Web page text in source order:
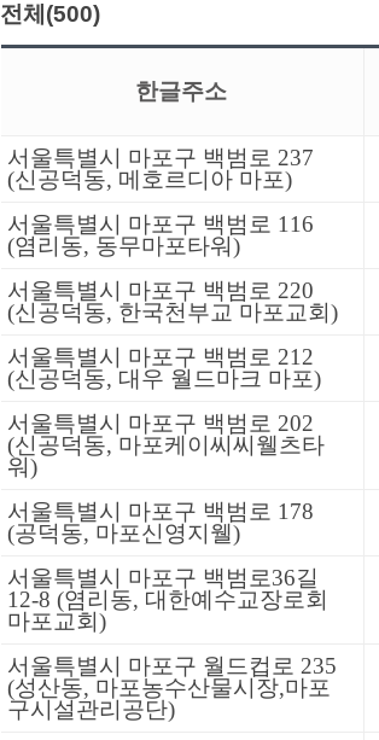
전체(500)
한글주소
서울특별시 마포구 백범로 237
(신공덕동, 메호르디아 마포)
서울특별시 마포구 백범로 116
(염리동, 동무마포타워)
서울특별시 마포구 백범로 220
(신공덕동, 한국천부교 마포교회)
서울특별시 마포구 백범로 212
(신공덕동, 대우 월드마크 마포)
서울특별시 마포구 백범로 202
(신공덕동, 마포케이씨씨웰츠타
워)
서울특별시 마포구 백범로 178
(공덕동, 마포신영지웰)
서울특별시 마포구 백범로36길
12-8 (염리동, 대한예수교장로회
마포교회)
서울특별시 마포구 월드컵로 235
(성산동, 마포농수산물시장,마포
구시설관리공단)